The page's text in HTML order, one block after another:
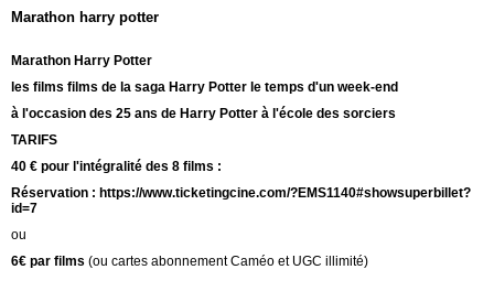
Marathon harry potter
Marathon Harry Potter
les films films de la saga Harry Potter le temps d'un week-end
à l'occasion des 25 ans de Harry Potter à l'école des sorciers
TARIFS
40 € pour l'intégralité des 8 films :
Réservation : https://www.ticketingcine.com/?EMS1140#showsuperbillet?
id=7
ou
6€ par films (ou cartes abonnement Caméo et UGC illimité)